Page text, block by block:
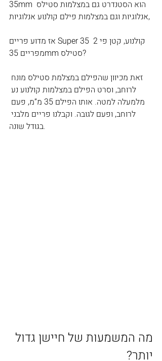
35mm הוא הסטנדרט גם במצלמות סטילס
אנלוגיות וגם במצלמות פילם קולנוע אנלוגיות,
אז מדוע פריים Super 35 קולנוע, קטן פי 2
מפריים 35mm סטילס?
זאת מכיוון שהפילם במצלמת סטילס מונח
לרוחב, וסרט הפילם במצלמות קולנוע נע
מלמעלה למטה. אותו הפילם 35 מ”מ, פעם
לרוחב, ופעם לגובה. וקבלנו פריים מלבני
בגודל שונה.
מה המשמעות של חיישן גדול
יותר?